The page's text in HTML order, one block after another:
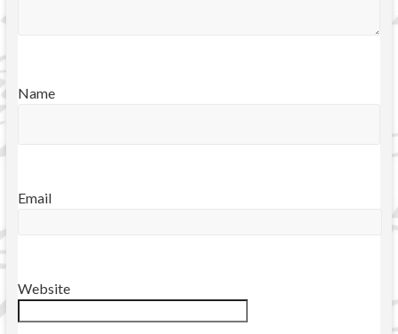
Name
Email
Website